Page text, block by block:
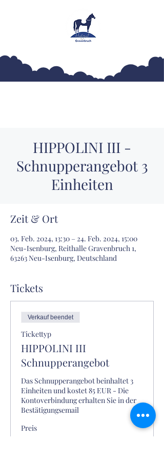
HIPPOLINI III -
Schnupperangebot 3
Einheiten
Zeit & Ort
03. Feb. 2024, 13:30 – 24. Feb. 2024, 15:00
Neu-Isenburg, Reithalle Gravenbruch 1,
63263 Neu-Isenburg, Deutschland
Tickets
Verkauf beendet
Tickettyp
HIPPOLINI III
Schnupperangebot
Das Schnupperangebot beinhaltet 3
Einheiten und kostet 85 EUR - Die
Kontoverbindung erhalten Sie in der
Bestätigungsemail
Preis